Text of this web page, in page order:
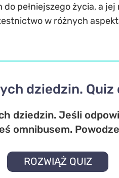
pełniejszego życia, a
w różnych
dziedzin.
dziedzin. Jeśli
omnibusem.
ROZWIĄŻ QUIZ